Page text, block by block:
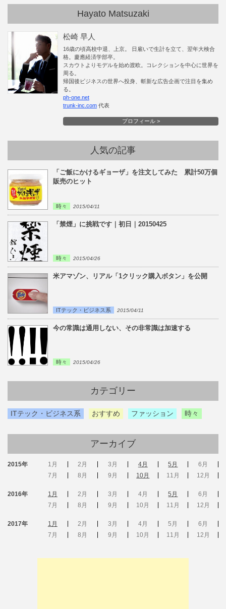
Hayato Matsuzaki
松崎 早人
16歳の頃高校中退、上京。 日雇いで生計を立て、翌年大検合
格。慶應経済学部卒。
スカウトよりモデルを始め渡欧。コレクションを中心に世界を
周る。
帰国後ビジネスの世界へ投身、斬新な広告企画で注目を集め
る。
ph-one.net
trunk-inc.com 代表
プロフィール >
人気の記事
「ご飯にかけるギョーザ」を注文してみた 累計50万個
販売のヒット
時々 2015/04/11
「禁煙」に挑戦です｜初日｜20150425
時々 2015/04/26
米アマゾン、リアル「1クリック購入ボタン」を公開
ITテック・ビジネス系 2015/04/11
今の常識は通用しない、その非常識は加速する
時々 2015/04/26
カテゴリー
ITテック・ビジネス系 おすすめ ファッション 時々
アーカイブ
2015年 1月 2月 3月 4月 5月
6月
7月
8月 9月 10月 11月 12月
2016年 1月 2月 3月 4月 5月
6月
7月
8月 9月 10月 11月 12月
2017年 1月 2月 3月 4月 5月
6月
7月
8月 9月 10月 11月 12月